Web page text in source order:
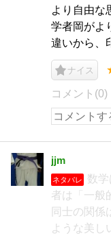
より自由な
学者岡がよ
違いから、
ナイス
コメント(0)
jjm
ネタバレ
数
者は「一般
同士の関
ような美し